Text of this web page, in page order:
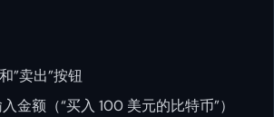
”卖出”按钮
金额（“买入 100 美元的比特币”）